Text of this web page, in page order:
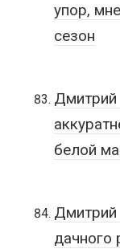
упор,
сезон
белой
дачного